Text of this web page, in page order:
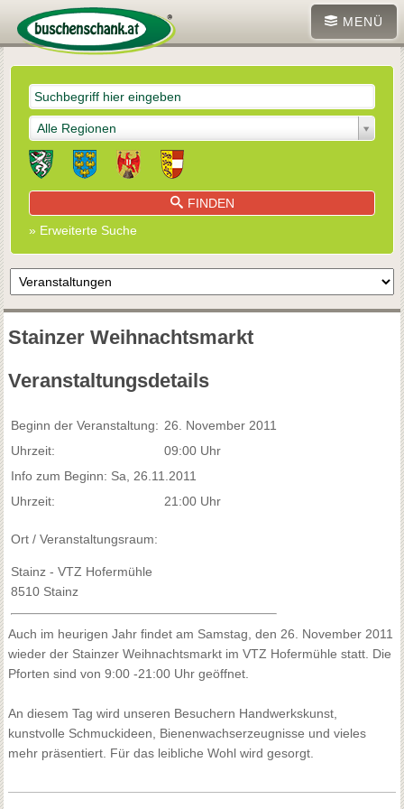
MENÜ
Alle Regionen
FINDEN
» Erweiterte Suche
Stainzer Weihnachtsmarkt
Veranstaltungsdetails
Beginn der Veranstaltung: 26. November 2011
Uhrzeit:
09:00 Uhr
Info zum Beginn: Sa, 26.11.2011
Uhrzeit:
21:00 Uhr
Ort / Veranstaltungsraum:
Stainz - VTZ Hofermühle
8510 Stainz
Auch im heurigen Jahr findet am Samstag, den 26. November 2011
wieder der Stainzer Weihnachtsmarkt im VTZ Hofermühle statt. Die
Pforten sind von 9:00 -21:00 Uhr geöffnet.
An diesem Tag wird unseren Besuchern Handwerkskunst,
kunstvolle Schmuckideen, Bienenwachserzeugnisse und vieles
mehr präsentiert. Für das leibliche Wohl wird gesorgt.